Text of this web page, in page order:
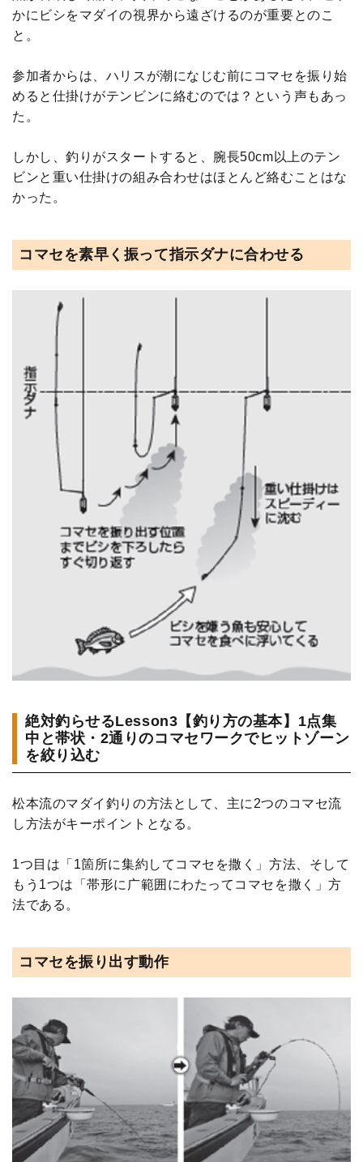
かにビシをマダイの視界から遠ざけるのが重要とのこ
と。
参加者からは、ハリスが潮になじむ前にコマセを振り始
めると仕掛けがテンビンに絡むのでは？という声もあっ
た。
しかし、釣りがスタートすると、腕長50cm以上のテン
ビンと重い仕掛けの組み合わせはほとんど絡むことはな
かった。
コマセを素早く振って指示ダナに合わせる
絶対釣らせるLesson3【釣り方の基本】1点集
中と帯状・2通りのコマセワークでヒットゾーン
を絞り込む
松本流のマダイ釣りの方法として、主に2つのコマセ流
し方法がキーポイントとなる。
1つ目は「1箇所に集約してコマセを撒く」方法、そして
もう1つは「帯形に广範囲にわたってコマセを撒く」方
法である。
コマセを振り出す動作